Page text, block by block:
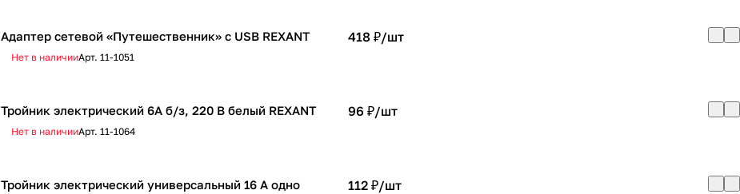
Адаптер сетевой «Путешественник» с USB REXANT
Нет в наличииАрт. 11-1051
418 ₽/шт
Тройник электрический 6А б/з, 220 В белый REXANT
Нет в наличииАрт. 11-1064
96 ₽/шт
Тройник электрический универсальный 16 А одно
112 ₽/шт